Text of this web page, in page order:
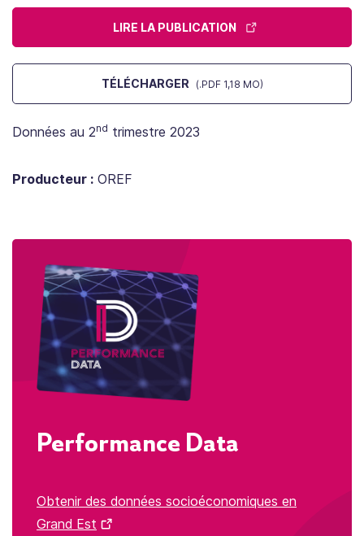
LIRE LA PUBLICATION
TÉLÉCHARGER (.PDF 1,18 MO)
Données au 2nd trimestre 2023
Producteur : OREF
Performance Data
Obtenir des données socioéconomiques en
Grand Est